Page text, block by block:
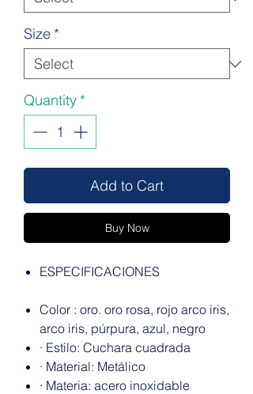
Size *
Quantity *
Add to Cart
Buy Now
ESPECIFICACIONES
Color : oro. oro rosa, rojo arco iris,
arco iris, púrpura, azul, negro
· Estilo: Cuchara cuadrada
· Material: Metálico
· Materia: acero inoxidable